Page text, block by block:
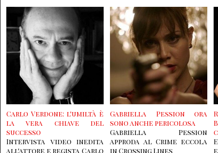
Carlo Verdone: l'umiltà è
la vera chiave del
successo
Intervista video inedita
all'attore e regista Carlo
Gabriella Pession ora
sono anche pericolosa
Gabriella Pession
approda al Crime eccola
in Crossing Lines